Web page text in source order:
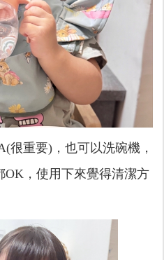
很重要)，也可以洗碗機，
，使用下來覺得清潔方